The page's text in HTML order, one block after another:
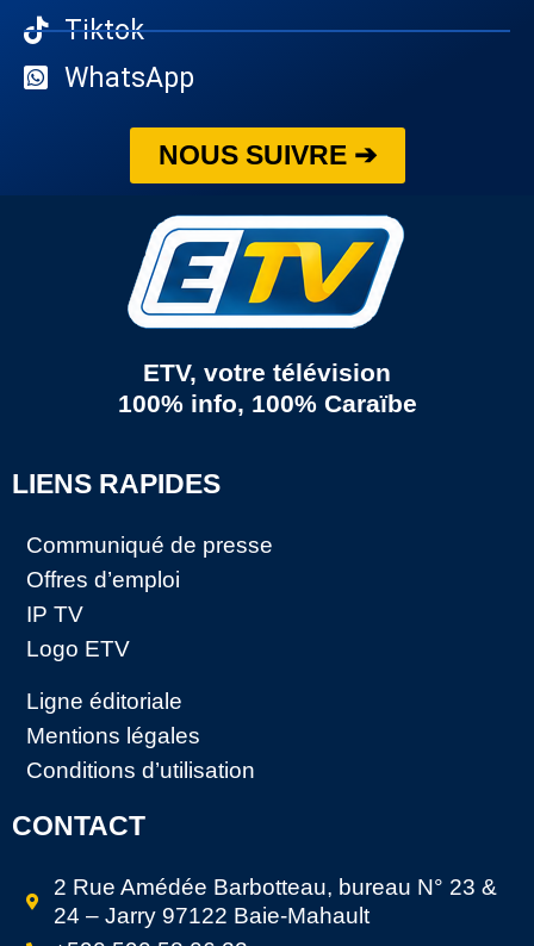
Tiktok
WhatsApp
NOUS SUIVRE ➔
ETV, votre télévision
100% info, 100% Caraïbe
LIENS RAPIDES
Communiqué de presse
Offres d’emploi
IP TV
Logo ETV
Ligne éditoriale
Mentions légales
Conditions d’utilisation
CONTACT
2 Rue Amédée Barbotteau, bureau N° 23 &
24 – Jarry 97122 Baie-Mahault